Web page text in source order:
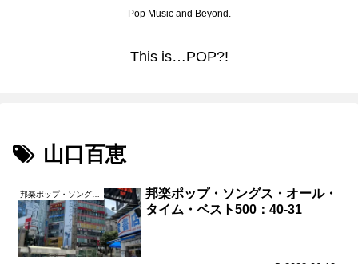
Pop Music and Beyond.
This is…POP?!
山口百恵
邦楽ポップ・ソングス・オール・
タイム・ベスト500：40-31